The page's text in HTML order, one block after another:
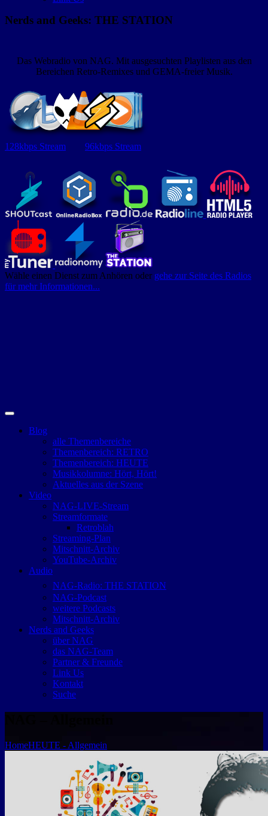
Nerds and Geeks: THE STATION
Das Webradio von NAG. Mit ausgesuchten Playlisten aus den
Bereichen Retro-Remixes und GEMA-freier Musik.
128kbps Stream 96kbps Stream
Wähle einen Dienst zum Anhören oder gehe zur Seite des Radios
für mehr Informationen...
Blog
alle Themenbereiche
Themenbereich: RETRO
Themenbereich: HEUTE
Musikkolumne: Hört, Hört!
Aktuelles aus der Szene
Video
NAG-LIVE-Stream
Streamformate
Retroblah
Streaming-Plan
Mitschnitt-Archiv
YouTube-Archiv
Audio
NAG-Radio: THE STATION
NAG-Podcast
weitere Podcasts
Mitschnitt-Archiv
Nerds and Geeks
über NAG
das NAG-Team
Partner & Freunde
Link Us
Kontakt
Suche
HomeHEUTE - Allgemein